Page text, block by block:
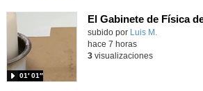
Contenido educativo.
subido por Luis M.
01′ 01″
hace 7 horas
3visualizaciones